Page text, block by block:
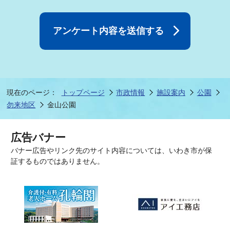
現在のページ： トップページ 市政情報 施設案内
公園
勿来地区
金山公園
広告バナー
バナー広告やリンク先のサイト内容については、いわき市が保
証するものではありません。